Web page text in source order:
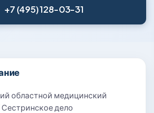
+7 (495) 128-03-31
областной медицинский
дело